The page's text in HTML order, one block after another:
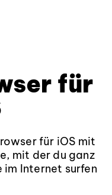
für
für iOS mit
mit der du ganz
im Internet surfen